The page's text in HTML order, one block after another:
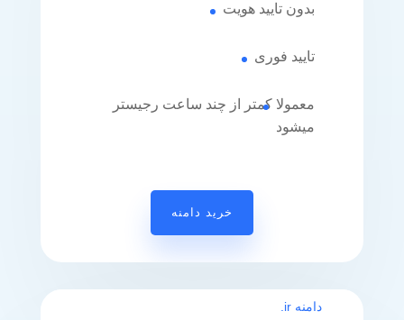
بدون تایید هویت
تایید فوری
معمولا کمتر از چند ساعت رجیستر
میشود
خرید دامنه
دامنه ir.